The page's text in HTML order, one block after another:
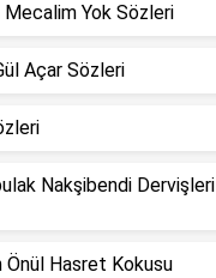
Mecalim Yok Sözleri
Açar Sözleri
Nakşibendi Dervişleri
Önül Hasret Kokusu